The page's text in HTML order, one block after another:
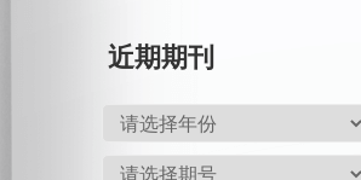
近期期刊